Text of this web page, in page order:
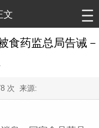
文
食药监总局告诫－
次 来源: